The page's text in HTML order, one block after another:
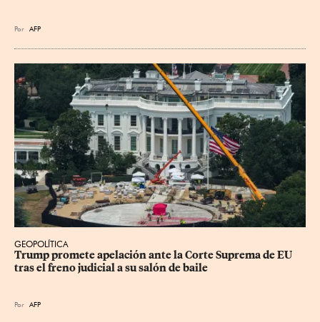
Por AFP
GEOPOLÍTICA
Trump promete apelación ante la Corte Suprema de EU
tras el freno judicial a su salón de baile
Por AFP